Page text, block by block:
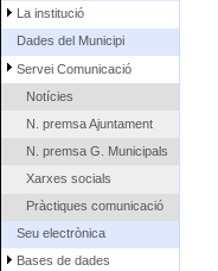
La institució
Dades del Municipi
Servei Comunicació
Notícies
N. premsa Ajuntament
N. premsa G. Municipals
Xarxes socials
Pràctiques comunicació
Seu electrònica
Bases de dades